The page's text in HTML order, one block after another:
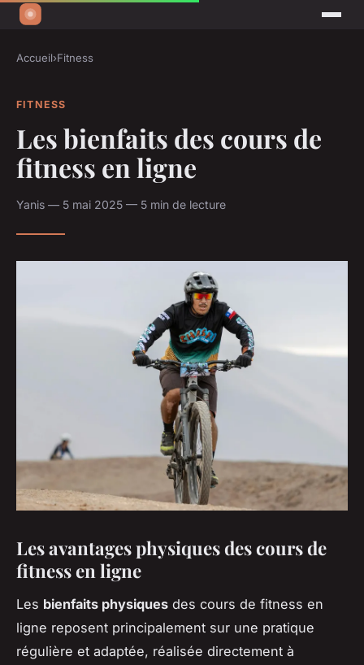
Accueil›Fitness
FITNESS
Les bienfaits des cours de
fitness en ligne
Yanis — 5 mai 2025 — 5 min de lecture
Les avantages physiques des cours de
fitness en ligne
Les bienfaits physiques des cours de fitness en
ligne reposent principalement sur une pratique
régulière et adaptée, réalisée directement à